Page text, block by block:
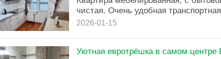
чистая. Очень удобная
2026-01-15
Уютная евротрёшка в самом центре